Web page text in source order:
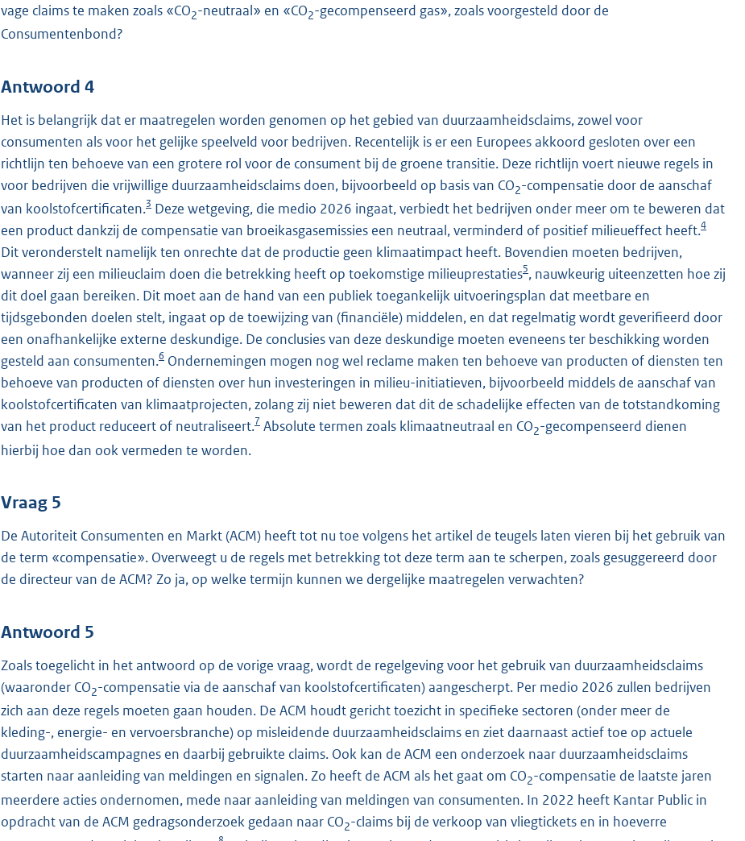
vage claims te maken zoals «CO2-neutraal» en «CO2-gecompenseerd gas», zoals voorgesteld door de
Consumentenbond?
Antwoord 4
Het is belangrijk dat er maatregelen worden genomen op het gebied van duurzaamheidsclaims, zowel voor
consumenten als voor het gelijke speelveld voor bedrijven. Recentelijk is er een Europees akkoord gesloten over een
richtlijn ten behoeve van een grotere rol voor de consument bij de groene transitie. Deze richtlijn voert nieuwe regels in
voor bedrijven die vrijwillige duurzaamheidsclaims doen, bijvoorbeeld op basis van CO2-compensatie door de aanschaf
van koolstofcertificaten.3 Deze wetgeving, die medio 2026 ingaat, verbiedt het bedrijven onder meer om te beweren dat
een product dankzij de compensatie van broeikasgasemissies een neutraal, verminderd of positief milieueffect heeft.4
Dit veronderstelt namelijk ten onrechte dat de productie geen klimaatimpact heeft. Bovendien moeten bedrijven,
wanneer zij een milieuclaim doen die betrekking heeft op toekomstige milieuprestaties5, nauwkeurig uiteenzetten hoe zij
dit doel gaan bereiken. Dit moet aan de hand van een publiek toegankelijk uitvoeringsplan dat meetbare en
tijdsgebonden doelen stelt, ingaat op de toewijzing van (financiële) middelen, en dat regelmatig wordt geverifieerd door
een onafhankelijke externe deskundige. De conclusies van deze deskundige moeten eveneens ter beschikking worden
gesteld aan consumenten.6 Ondernemingen mogen nog wel reclame maken ten behoeve van producten of diensten ten
behoeve van producten of diensten over hun investeringen in milieu-initiatieven, bijvoorbeeld middels de aanschaf van
koolstofcertificaten van klimaatprojecten, zolang zij niet beweren dat dit de schadelijke effecten van de totstandkoming
van het product reduceert of neutraliseert.7 Absolute termen zoals klimaatneutraal en CO2-gecompenseerd dienen
hierbij hoe dan ook vermeden te worden.
Vraag 5
De Autoriteit Consumenten en Markt (ACM) heeft tot nu toe volgens het artikel de teugels laten vieren bij het gebruik van
de term «compensatie». Overweegt u de regels met betrekking tot deze term aan te scherpen, zoals gesuggereerd door
de directeur van de ACM? Zo ja, op welke termijn kunnen we dergelijke maatregelen verwachten?
Antwoord 5
Zoals toegelicht in het antwoord op de vorige vraag, wordt de regelgeving voor het gebruik van duurzaamheidsclaims
(waaronder CO2-compensatie via de aanschaf van koolstofcertificaten) aangescherpt. Per medio 2026 zullen bedrijven
zich aan deze regels moeten gaan houden. De ACM houdt gericht toezicht in specifieke sectoren (onder meer de
kleding-, energie- en vervoersbranche) op misleidende duurzaamheidsclaims en ziet daarnaast actief toe op actuele
duurzaamheidscampagnes en daarbij gebruikte claims. Ook kan de ACM een onderzoek naar duurzaamheidsclaims
starten naar aanleiding van meldingen en signalen. Zo heeft de ACM als het gaat om CO2-compensatie de laatste jaren
meerdere acties ondernomen, mede naar aanleiding van meldingen van consumenten. In 2022 heeft Kantar Public in
opdracht van de ACM gedragsonderzoek gedaan naar CO2-claims bij de verkoop van vliegtickets en in hoeverre